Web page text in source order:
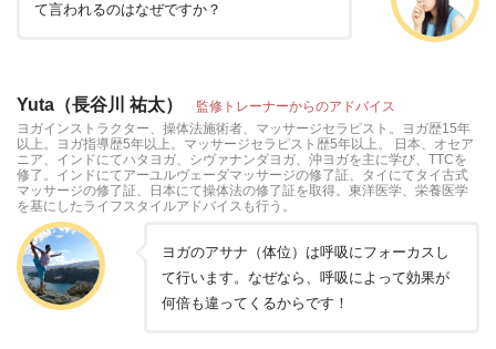
て言われるのはなぜですか？
Yuta（長谷川 祐太） 監修トレーナーからのアドバイス
ヨガインストラクター、操体法施術者、マッサージセラピスト。ヨガ歴15年
以上。ヨガ指導歴5年以上。マッサージセラピスト歴5年以上。 日本、オセア
ニア、インドにてハタヨガ、シヴァナンダヨガ、沖ヨガを主に学び、TTCを
修了。インドにてアーユルヴェーダマッサージの修了証、タイにてタイ古式
マッサージの修了証、日本にて操体法の修了証を取得。東洋医学、栄養医学
を基にしたライフスタイルアドバイスも行う。
ヨガのアサナ（体位）は呼吸にフォーカスし
て行います。なぜなら、呼吸によって効果が
何倍も違ってくるからです！